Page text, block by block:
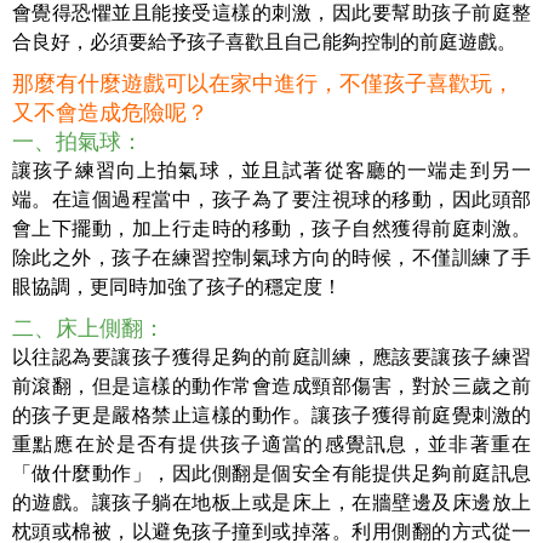
會覺得恐懼並且能接受這樣的刺激，因此要幫助孩子前庭整
合良好，必須要給予孩子喜歡且自己能夠控制的前庭遊戲。
那麼有什麼遊戲可以在家中進行，不僅孩子喜歡玩，
又不會造成危險呢？
一、拍氣球：
讓孩子練習向上拍氣球，並且試著從客廳的一端走到另一
端。在這個過程當中，孩子為了要注視球的移動，因此頭部
會上下擺動，加上行走時的移動，孩子自然獲得前庭刺激。
除此之外，孩子在練習控制氣球方向的時候，不僅訓練了手
眼協調，更同時加強了孩子的穩定度！
二、床上側翻：
以往認為要讓孩子獲得足夠的前庭訓練，應該要讓孩子練習
前滾翻，但是這樣的動作常會造成頸部傷害，對於三歲之前
的孩子更是嚴格禁止這樣的動作。讓孩子獲得前庭覺刺激的
重點應在於是否有提供孩子適當的感覺訊息，並非著重在
「做什麼動作」，因此側翻是個安全有能提供足夠前庭訊息
的遊戲。讓孩子躺在地板上或是床上，在牆壁邊及床邊放上
枕頭或棉被，以避免孩子撞到或掉落。利用側翻的方式從一